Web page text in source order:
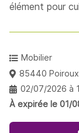
élément pour
Mobilier
85440 Poiroux
02/07/2026 à
À expirée le 01/